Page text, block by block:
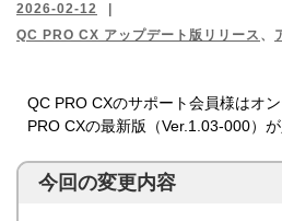
2026-02-12
QC PRO CX アップデート版リリース 、
QC PRO CXのサポート会員様はオ
PRO CXの最新版（Ver.1.03-000）が
今回の変更内容